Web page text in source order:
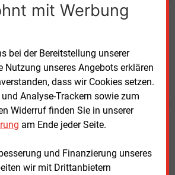
mit Werbung
bei der Bereitstellung unserer
Nutzung unseres Angebots erklären
dass wir Cookies setzen.
Analyse-Trackern sowie zum
Widerruf finden Sie in unserer
am Ende jeder Seite.
und Finanzierung unseres
wir mit Drittanbietern
Dienstag, 7.07.2020, 14:28
und Energiepolitik will eine größere
ermöglichen. Die Eigenenergienutzung soll
Mieter.
Freitag, 19.06.2020, 15:04
PHOTOVOLTAIK